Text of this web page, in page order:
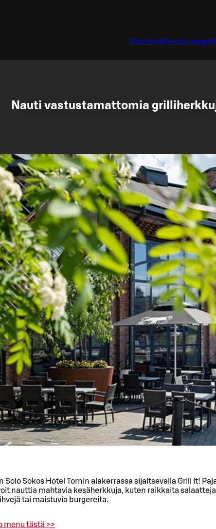
Startsida Restauranger
Nauti vastustamattomia
Solo Sokos Hotel Tornin alakerrassa sijaitsevalla Grill It!
nauttia mahtavia kesäherkkuja, kuten raikkaita
tai maistuvia burgereita.
menu tästä >>